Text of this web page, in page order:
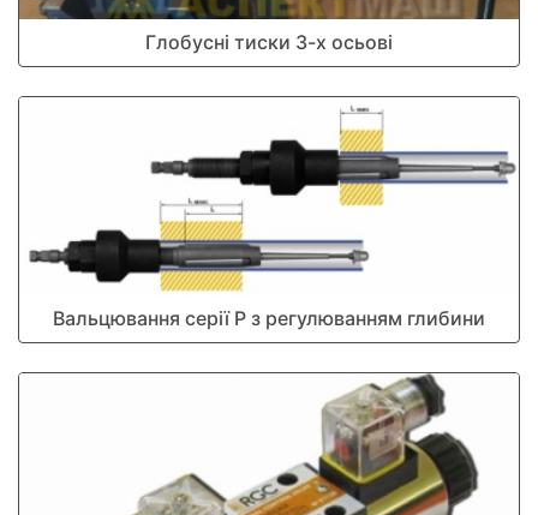
Глобусні тиски 3-х осьові
Вальцювання серії Р з регулюванням глибини